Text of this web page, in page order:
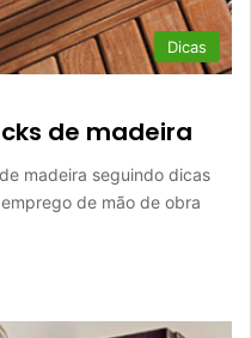
Dicas
de madeira
madeira seguindo dicas
de mão de obra